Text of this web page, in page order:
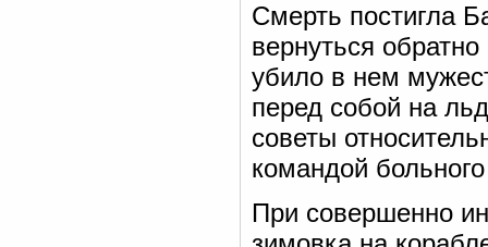
Смерть постигла
вернуться
убило в нем
перед собой на
советы
командой
При совершенно